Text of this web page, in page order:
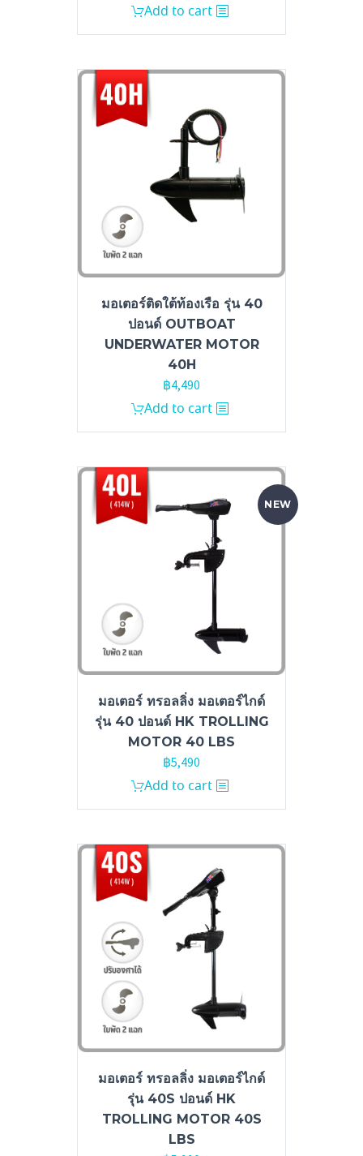
Add to cart
มอเตอร์ติดใต้ท้องเรือ รุ่น 40
ปอนด์ OUTBOAT
UNDERWATER MOTOR
40H
฿4,490
Add to cart
NEW
มอเตอร์ ทรอลลิ่ง มอเตอร์ไกด์
รุ่น 40 ปอนด์ HK TROLLING
MOTOR 40 LBS
฿5,490
Add to cart
มอเตอร์ ทรอลลิ่ง มอเตอร์ไกด์
รุ่น 40S ปอนด์ HK
TROLLING MOTOR 40S
LBS